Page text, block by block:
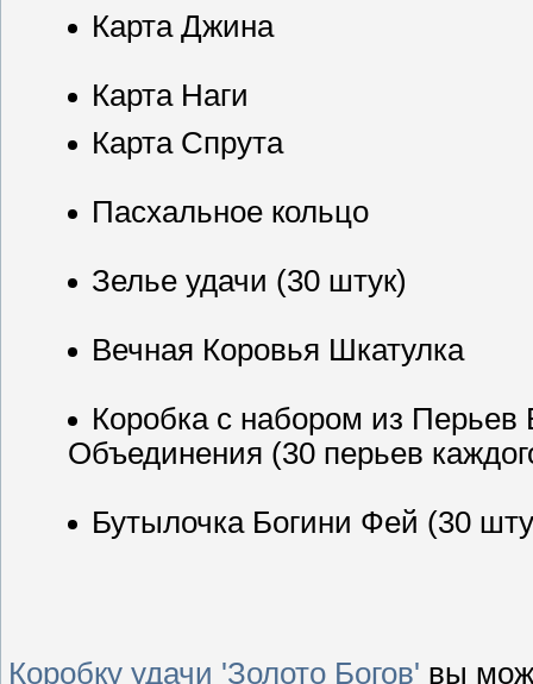
Карта Джина
Карта Наги
Карта Спрута
Пасхальное кольцо
Зелье удачи (30 штук)
Вечная Коровья Шкатулка
Коробка с набором из
Объединения (30 перьев
Бутылочка Богини Фей (30
Коробку удачи 'Золото Богов' вы